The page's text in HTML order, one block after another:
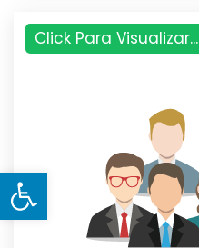
Open toolbar
Click Para Visualizar...